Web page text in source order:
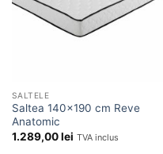
SALTELE
Saltea 140×190 cm Reve
Anatomic
1.289,00lei TVA inclus